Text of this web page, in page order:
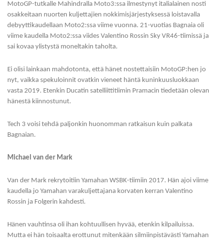
MotoGP-tutkalle Mahindralla Moto3:ssa ilmestynyt italialainen nosti
osakkeitaan nuorten kuljettajien nokkimisjärjestyksessä loistavalla
debyyttikaudellaan Moto2:ssa viime vuonna. 21-vuotias Bagnaia oli
viime kaudella Moto2:ssa viides Valentino Rossin Sky VR46-tiimissä ja
sai kovaa ylistystä moneltakin taholta.
Ei olisi lainkaan mahdotonta, että hänet nostettaisiin MotoGP:hen jo
nyt, vaikka spekuloinnit ovatkin vieneet häntä kuninkuusluokkaan
vasta 2019. Etenkin Ducatin satelliittitiimin Pramacin tiedetään olevan
hänestä kiinnostunut.
Tech 3 voisi tehdä paljonkin huonomman ratkaisun kuin palkata
Bagnaian.
Michael van der Mark
Van der Mark rekrytoitiin Yamahan WSBK-tiimiin 2017. Hän ajoi viime
kaudella jo Yamahan varakuljettajana korvaten kerran Valentino
Rossin ja Folgerin kahdesti.
Hänen vauhtinsa oli ihan kohtuullisen hyvää, etenkin kilpailuissa.
Mutta ei hän toisaalta erottunut mitenkään silmiinpistävästi Yamahan